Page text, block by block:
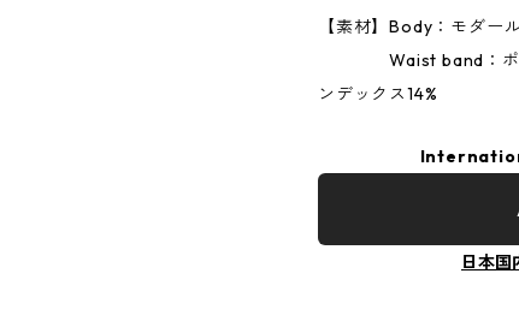
【素材】Body：モダー
Waist band：ポリ
ンデックス14%
日本国